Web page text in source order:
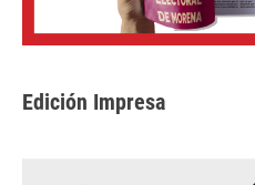
Edición Impresa